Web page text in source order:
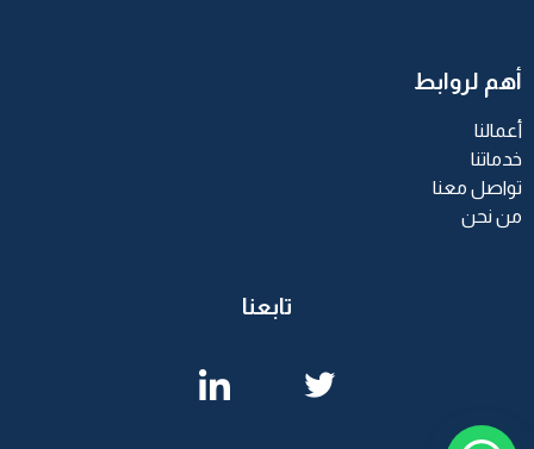
أهم لروابط
أعمالنا
خدماتنا
تواصل معنا
من نحن
تابعنا